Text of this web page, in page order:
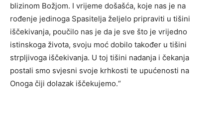
blizinom Božjom. I vrijeme došašća, koje nas je na
rođenje jedinoga Spasitelja željelo pripraviti u tišini
iščekivanja, poučilo nas je da je sve što je vrijedno
istinskoga života, svoju moć dobilo također u tišini
strpljivoga iščekivanja. U toj tišini nadanja i čekanja
postali smo svjesni svoje krhkosti te upućenosti na
Onoga čiji dolazak iščekujemo.“